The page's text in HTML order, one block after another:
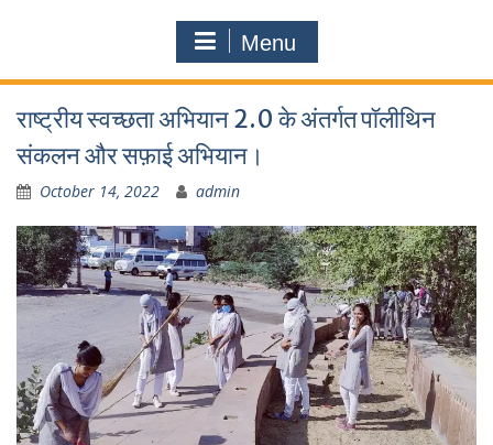
Menu
राष्ट्रीय स्वच्छता अभियान 2.0 के अंतर्गत पॉलीथिन
संकलन और सफ़ाई अभियान।
October 14, 2022 admin